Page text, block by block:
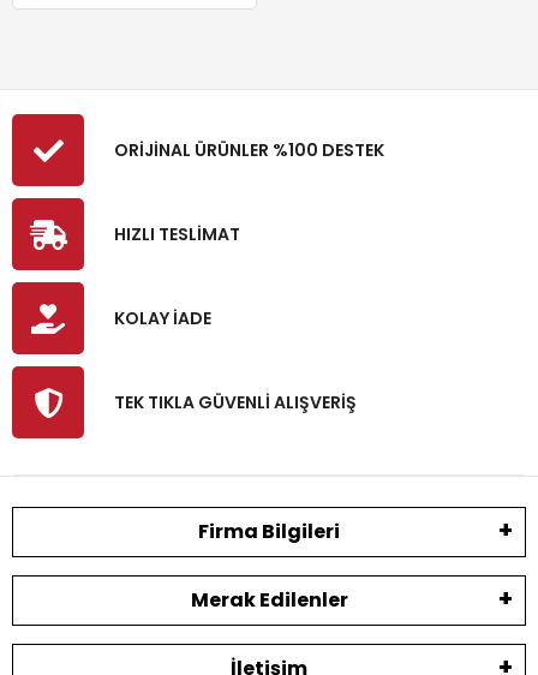
ORİJİNAL ÜRÜNLER %100 DESTEK
HIZLI TESLİMAT
KOLAY İADE
TEK TIKLA GÜVENLİ ALIŞVERİŞ
Firma Bilgileri
Merak Edilenler
İletişim